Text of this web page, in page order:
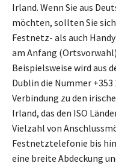
Irland. Wenn Sie aus
möchten, sollten Sie
Festnetz- als auch
am Anfang
Beispielsweise wird aus
Dublin die Nummer +353
Verbindung zu den
Irland, das den ISO
Vielzahl von
Festnetztelefonie bis
eine breite Abdeckung